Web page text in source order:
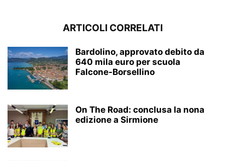
ARTICOLI CORRELATI
Bardolino, approvato debito da
640 mila euro per scuola
Falcone-Borsellino
On The Road: conclusa la nona
edizione a Sirmione